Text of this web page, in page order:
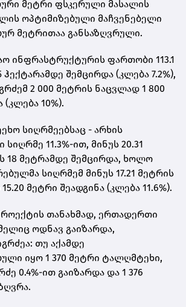
მეტრი ფსკერული მასალის
ოპტიმიზებული მაჩვენებელი
მეტრითაა განსაზღვრული.
ინფრასტრუქტურის ფართობი 113.1
ჰექტარამდე შემცირდა (კლება 7.2%),
2 000 მეტრის ნაცვლად 1 800
(კლება 10%).
სიღრმეებსაც - არხის
11.3%-ით, მინუს 20.31
18 მეტრამდე შემცირდა, ხოლო
სიღრმემ მინუს 17.21 მეტრის
მეტრი შეადგინა (კლება 11.6%).
თანახმად, ერთადერთი
ოდნავ გაიზარდა,
თუ აქამდე
იყო 1 370 მეტრი ტალღმტეხი,
0.4%-ით გაიზარდა და 1 376